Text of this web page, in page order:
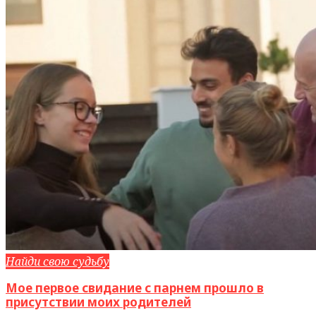
Найди свою судьбу
Мое первое свидание с парнем прошло в
присутствии моих родителей